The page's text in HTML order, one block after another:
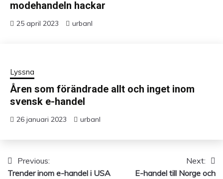
modehandeln hackar
25 april 2023 urbanl
Lyssna
Åren som förändrade allt och inget inom
svensk e-handel
26 januari 2023 urbanl
Inläggsnavigering
Previous:
Trender inom e-handel i USA
Next:
E-handel till Norge och